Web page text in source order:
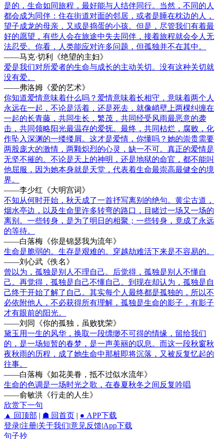
是的，生命如同旅程，最好能与人结伴同行。当然，不同的人
都会成为同伴：住在街道对面的邻居，或者是睡在枕边的人，
望子成龙的母亲，又或是捣蛋的小孩。但是，尽管我们有着最
好的愿望，有些人会在旅途中失去同伴，接着旅程就会令人无
法忍受。你看，人类能应对许多问题，但孤独并不在其中。
——马克·切利《绝望的主妇》
爱是我们对所爱者的生命与成长的主动关切。没有这种关切就
没有爱。
——弗洛姆《爱的艺术》
你知道爱情意味着什么吗？爱情意味着长相守，意味着两个人
永远在一起，不论是活着，还是死去，就像峭壁上两棵纠缠在
一起的长青藤，共同生长，繁茂，共同经受风雨最恶意的袭
击，共同领略阳光最温存的爱抚。最终，共同枯烂，腐败，化
作坠入深渊的一缕缕屑。这才是爱情，你懂吗？她的崇贵需要
两股庞大的激情，两颗炽烈的心灵，缺一不可。真正的爱情是
无坚不摧的。不论是天上的神明，还是地狱的命官，都不能叫
他屈服，因为她本身就是天堂，代表着生命最崇高最健全的境
界。
——李少红《大明宫词》
不知从何时开始，秋天成了一首抒写离别的绝句。黄尘古道，
烟水亭边，以及生命里许多转弯的路口，目睹过一场又一场的
离别。一些转身，是为了明日的相聚；一些转身，竟成了永远
的等待。
——白落梅《你是锦瑟我为流年》
生命是脆弱的。生存是艰难的。穿越劫难活下来是不容易的。
——刘心武《佚名》
曾以为，孤独是别人不理自己。后觉得，孤独是别人不懂自
己。再觉得，孤独是自己不懂自己。到现在却认为，孤独是自
己终于开始了解了自己。其实每个人最终都是孤独的，所以不
必依附他人，不必获得所有理解，孤独是生命的影子，有影子
才有眼前的阳光。
——刘同《你的孤独，虽败犹荣》
黛玉用一生的风华，换取一段缥缈不可得的情缘，留给我们
的，是一场短暂的春梦，是一声美丽的叹息。而这一段秋窗秋
夜秋雨的历程，成了她生命中那桩即将沉落，又被反复忆起的
往事。
——白落梅《如花美眷，抵不过似水流年》
生命的色调是一场时光之歌，在春夏秋冬之间反复吟唱
——俞敏洪《行走的人生》
欣赏下一句
▲ 回顶部 | ☗ 回首页 | ● APP下载
登录|注册|关于我们|意见反馈|App下载
句子抄